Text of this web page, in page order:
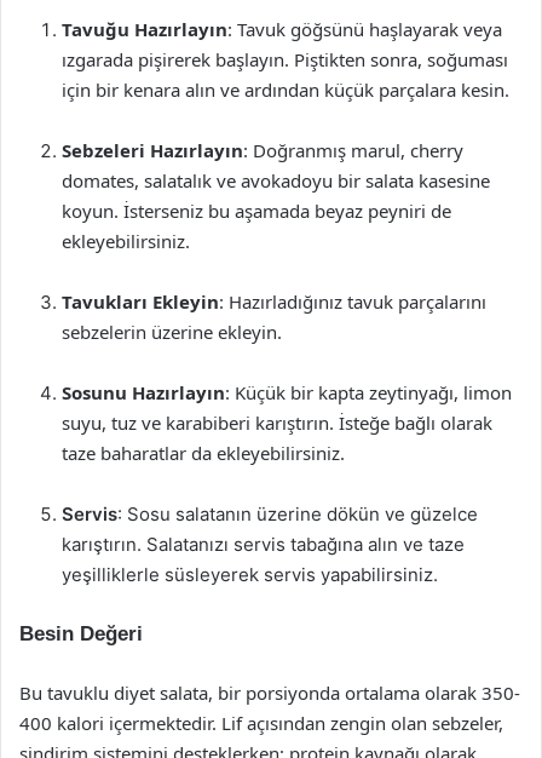
Tavuğu Hazırlayın: Tavuk göğsünü haşlayarak veya
ızgarada pişirerek başlayın. Piştikten sonra, soğuması
için bir kenara alın ve ardından küçük parçalara kesin.
Sebzeleri Hazırlayın: Doğranmış marul, cherry
domates, salatalık ve avokadoyu bir salata kasesine
koyun. İsterseniz bu aşamada beyaz peyniri de
ekleyebilirsiniz.
Tavukları Ekleyin: Hazırladığınız tavuk parçalarını
sebzelerin üzerine ekleyin.
Sosunu Hazırlayın: Küçük bir kapta zeytinyağı, limon
suyu, tuz ve karabiberi karıştırın. İsteğe bağlı olarak
taze baharatlar da ekleyebilirsiniz.
Servis: Sosu salatanın üzerine dökün ve güzelce
karıştırın. Salatanızı servis tabağına alın ve taze
yeşilliklerle süsleyerek servis yapabilirsiniz.
Besin Değeri
Bu tavuklu diyet salata, bir porsiyonda ortalama olarak 350-
400 kalori içermektedir. Lif açısından zengin olan sebzeler,
sindirim sistemini desteklerken; protein kaynağı olarak